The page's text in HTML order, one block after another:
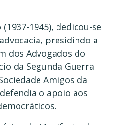
1945), dedicou-se
presidindo a
dos Advogados do
da Segunda Guerra
Amigos da
o apoio aos